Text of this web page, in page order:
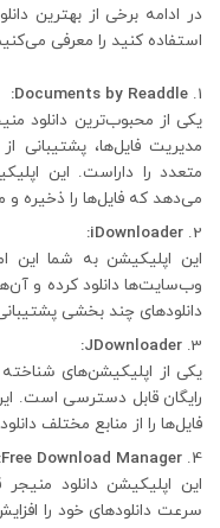
در ادامه برخی از بهترین
استفاده کنید را معرفی
Documents by Readdle:
یکی از محبوب‌ترین دانلود
مدیریت فایل‌ها، پشتیبانی
متعدد را داراست. این
می‌دهد که فایل‌ها را ذخیره و
iDownloader:
این اپلیکیشن به شما این
وب‌سایت‌ها دانلود کرده و
دانلودهای چند بخشی
JDownloader:
یکی از اپلیکیشن‌های
رایگان قابل دسترسی است.
فایل‌ها را از منابع مختلف
Free Download Manager:
این اپلیکیشن دانلود
سرعت دانلودهای خود را